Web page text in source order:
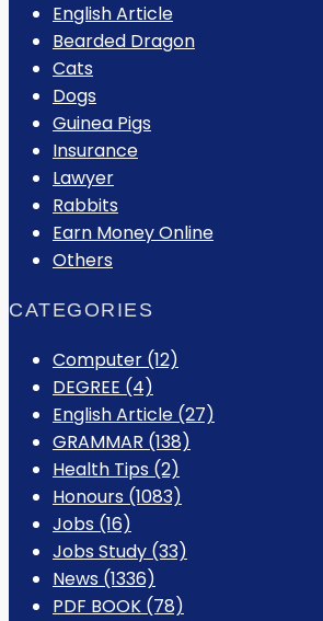
English Article
Bearded Dragon
Cats
Dogs
Guinea Pigs
Insurance
Lawyer
Rabbits
Earn Money Online
Others
CATEGORIES
Computer (12)
DEGREE (4)
English Article (27)
GRAMMAR (138)
Health Tips (2)
Honours (1083)
Jobs (16)
Jobs Study (33)
News (1336)
PDF BOOK (78)